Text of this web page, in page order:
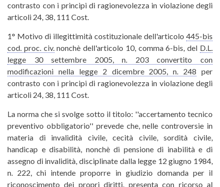
contrasto con i principi di ragionevolezza in violazione degli
articoli 24, 38, 111 Cost.
1° Motivo di illegittimità costituzionale dell'articolo 445-bis
cod. proc. civ.nonchè dell'articolo 10, comma 6-bis, del D.L.
legge 30 settembre 2005, n. 203 convertito con
modificazioni nella legge 2 dicembre 2005, n. 248 per
contrasto con i principi di ragionevolezza in violazione degli
articoli 24, 38, 111 Cost.
La norma che si svolge sotto il titolo: ''accertamento tecnico
preventivo obbligatorio'' prevede che, nelle controversie in
materia di invalidità civile, cecità civile, sordità civile,
handicap e disabilità, nonchè di pensione di inabilità e di
assegno di invalidità, disciplinate dalla legge 12 giugno 1984,
n. 222, chi intende proporre in giudizio domanda per il
riconoscimento dei propri diritti, presenta con ricorso al